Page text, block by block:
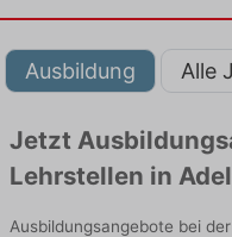
Ausbildung Alle
Jetzt
Lehrstellen in
Ausbildungsangebote bei